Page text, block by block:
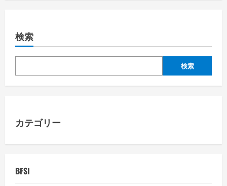
a
v
i
a
o
検索
検索
カテゴリー
BFSI